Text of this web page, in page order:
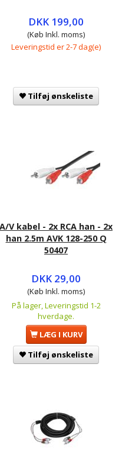
DKK 199,00
(Køb Inkl. moms)
Leveringstid er 2-7 dag(e)
Tilføj ønskeliste
A/V kabel - 2x RCA han - 2x
han 2.5m AVK 128-250 Q
50407
DKK 29,00
(Køb Inkl. moms)
På lager, Leveringstid 1-2
hverdage.
LÆG I KURV
Tilføj ønskeliste